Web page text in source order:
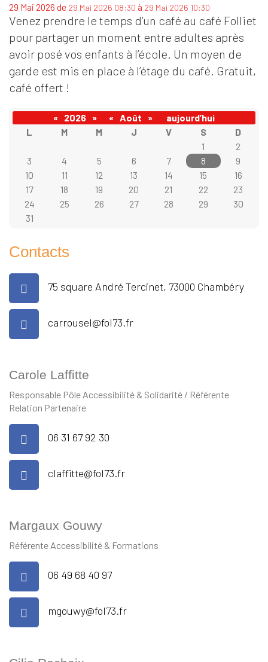
29 Mai 2026 de 29 Mai 2026 08:30 à 29 Mai 2026 10:30
Venez prendre le temps d’un café au café Folliet
pour partager un moment entre adultes après
avoir posé vos enfants à l’école. Un moyen de
garde est mis en place à l’étage du café. Gratuit,
café offert !
« 2026 » « Août »
aujourd’hui
L
M M J V S
D
1
2
3
4 5 6 7 8
9
10
11 12 13 14 15
16
17
18 19 20 21 22
23
24
25 26 27 28 29
30
31
Contacts
75 square André Tercinet, 73000 Chambéry
carrousel@fol73.fr
Carole Laffitte
Responsable Pôle Accessibilité & Solidarité / Référente
Relation Partenaire
06 31 67 92 30
claffitte@fol73.fr
Margaux Gouwy
Référente Accessibilité & Formations
06 49 68 40 97
mgouwy@fol73.fr